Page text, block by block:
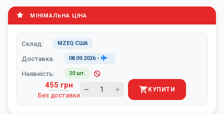
МІНІМАЛЬНА ЦІНА
Склад: MZEQ США
Доставка: 08.09.2026-
Наявність: 20 шт.
455 грн
Без доставки
КУПИТИ